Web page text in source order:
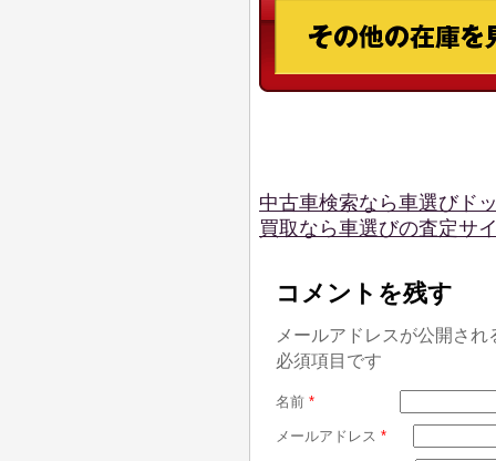
中古車検索なら車選びド
買取なら車選びの査定サ
コメントを残す
メールアドレスが公開さ
必須項目です
名前 *
メールアドレス *